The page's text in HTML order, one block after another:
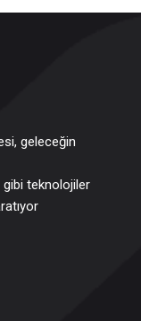
geleceğin
gibi teknolojiler